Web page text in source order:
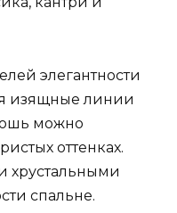
элегантности
изящные линии
можно
оттенках.
хрустальными
спальне.